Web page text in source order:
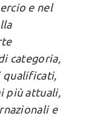
e nel
categoria,
qualificati,
più attuali,
e